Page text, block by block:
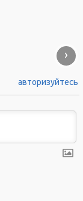
›
авторизуйтесь